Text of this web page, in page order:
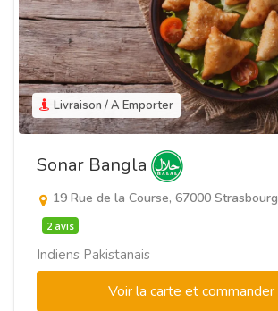
Livraison / A Emporter
Sonar Bangla
19 Rue de la Course, 67000 Strasbourg
2 avis
Indiens Pakistanais
Voir la carte et commander